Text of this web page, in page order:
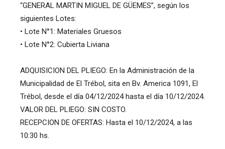
“GENERAL MARTIN MIGUEL DE GÜEMES”, según los
siguientes Lotes:
• Lote N°1: Materiales Gruesos
• Lote N°2: Cubierta Liviana
ADQUISICION DEL PLIEGO: En la Administración de la
Municipalidad de El Trébol, sita en Bv. America 1091, El
Trébol, desde el día 04/12/2024 hasta el día 10/12/2024.
VALOR DEL PLIEGO: SIN COSTO.
RECEPCION DE OFERTAS: Hasta el 10/12/2024, a las
10:30 hs.